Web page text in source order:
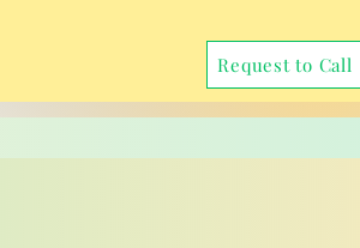
Request to Call